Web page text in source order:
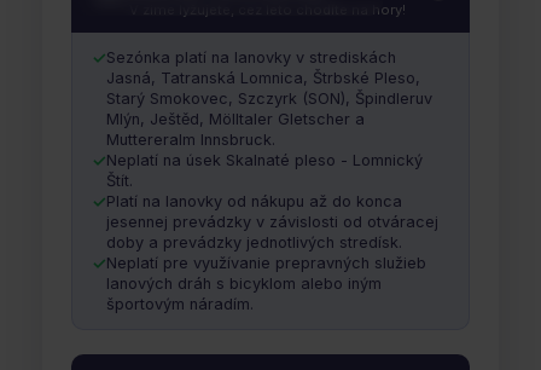
aj do konca aktuálnej lyžiarskej sezóny!
V zime lyžujete, cez leto chodíte na hory!
Sezónka platí na lanovky v strediskách
Jasná, Tatranská Lomnica, Štrbské Pleso,
Starý Smokovec, Szczyrk (SON), Špindleruv
Mlýn, Ještěd, Mölltaler Gletscher a
Muttereralm Innsbruck.
Neplatí na úsek Skalnaté pleso - Lomnický
Štít.
Platí na lanovky od nákupu až do konca
jesennej prevádzky v závislosti od otváracej
doby a prevádzky jednotlivých stredísk.
Neplatí pre využívanie prepravných služieb
lanových dráh s bicyklom alebo iným
športovým náradím.